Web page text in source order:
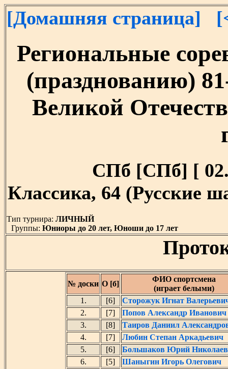
[Домашняя страница]
Региональные
(празднованию)
Великой
СПб [СПб] [
Классика, 64 (Русские
Тип турнира: ЛИЧНЫЙ
Группы: Юниоры до 20 лет, Юноши до 17 лет
№ доски О [б]
ФИО спортсмена
(играет белыми)
1.
[6]
Сторожук Игнат
2.
[7]
Попов Александр Иванович
3.
[8]
Таиров Даниил
4.
[7]
Любин Степан Аркадьевич
5.
[6]
Большаков Юрий
6.
[5]
Шаныгин Игорь Олегович